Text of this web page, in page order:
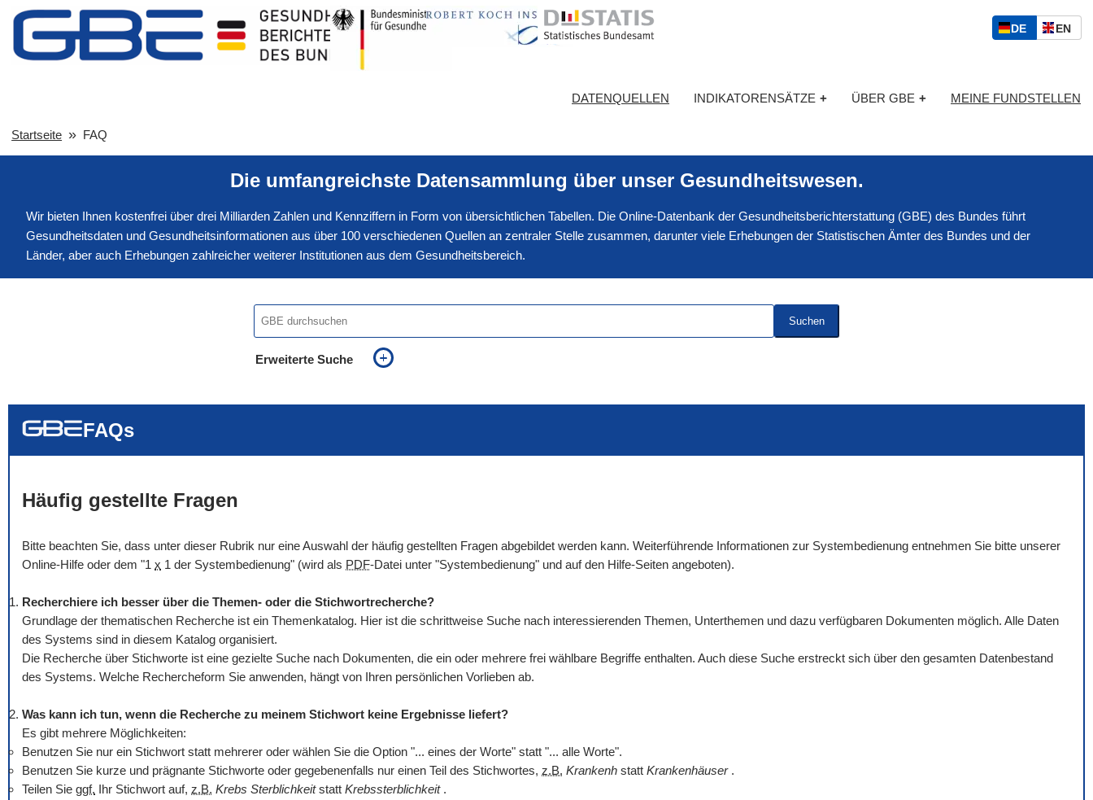
S
p
c
h
l
DED
S
ENE
I
H
DATENQUELLEN INDIKATORENSÄTZE + ÜBER GBE + MEINE FUNDSTELLEN
Startseite FAQ
Die umfangreichste Datensammlung über unser Gesundheitswesen.
Wir bieten Ihnen kostenfrei über drei Milliarden Zahlen und Kennziffern in Form von übersichtlichen Tabellen. Die Online-Datenbank der Gesundheitsberichterstattung (GBE) des Bundes führt
Gesundheitsdaten und Gesundheitsinformationen aus über 100 verschiedenen Quellen an zentraler Stelle zusammen, darunter viele Erhebungen der Statistischen Ämter des Bundes und der
Länder, aber auch Erhebungen zahlreicher weiterer Institutionen aus dem Gesundheitsbereich.
Suchen
Erweiterte Suche
FAQs
Häufig gestellte Fragen
Bitte beachten Sie, dass unter dieser Rubrik nur eine Auswahl der häufig gestellten Fragen abgebildet werden kann. Weiterführende Informationen zur Systembedienung entnehmen Sie bitte unserer
Online-Hilfe oder dem "1 x 1 der Systembedienung" (wird als PDF-Datei unter "Systembedienung" und auf den Hilfe-Seiten angeboten).
Recherchiere ich besser über die Themen- oder die Stichwortrecherche?
Grundlage der thematischen Recherche ist ein Themenkatalog. Hier ist die schrittweise Suche nach interessierenden Themen, Unterthemen und dazu verfügbaren Dokumenten möglich. Alle Daten
des Systems sind in diesem Katalog organisiert.
Die Recherche über Stichworte ist eine gezielte Suche nach Dokumenten, die ein oder mehrere frei wählbare Begriffe enthalten. Auch diese Suche erstreckt sich über den gesamten Datenbestand
des Systems. Welche Rechercheform Sie anwenden, hängt von Ihren persönlichen Vorlieben ab.
Was kann ich tun, wenn die Recherche zu meinem Stichwort keine Ergebnisse liefert?
Es gibt mehrere Möglichkeiten:
Benutzen Sie nur ein Stichwort statt mehrerer oder wählen Sie die Option "... eines der Worte" statt "... alle Worte".
Benutzen Sie kurze und prägnante Stichworte oder gegebenenfalls nur einen Teil des Stichwortes, z.B. Krankenh statt Krankenhäuser .
Teilen Sie ggf. Ihr Stichwort auf, z.B. Krebs Sterblichkeitstatt Krebssterblichkeit .